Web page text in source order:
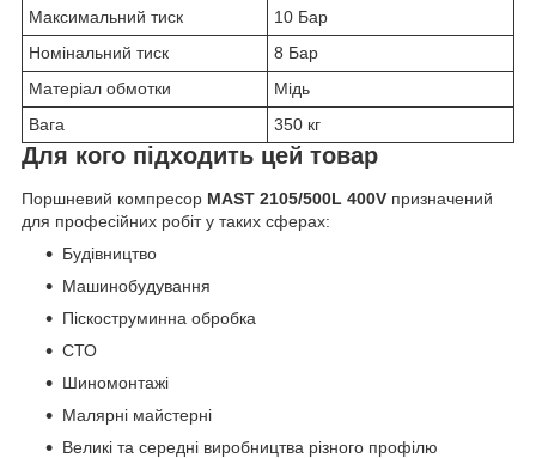
Максимальний тиск
10 Бар
Номінальний тиск
8 Бар
Матеріал обмотки
Мідь
Вага
350 кг
Для кого підходить цей товар
Поршневий компресор MAST 2105/500L 400V призначений
для професійних робіт у таких сферах:
Будівництво
Машинобудування
Піскоструминна обробка
СТО
Шиномонтажі
Малярні майстерні
Великі та середні виробництва різного профілю